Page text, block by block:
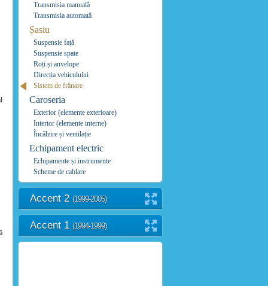
Transmisia manuală
Transmisia automată
Șasiu
Suspensie față
Suspensie spate
Roți și anvelope
Direcția vehiculului
Sistem de frânare
Caroseria
Exterior (elemente exterioare)
Interior (elemente interne)
Încălzire și ventilație
Echipament electric
Echipamente și instrumente
Scheme de cablare
Accent 2 (1999-2005)
Accent 1 (1994-1999)